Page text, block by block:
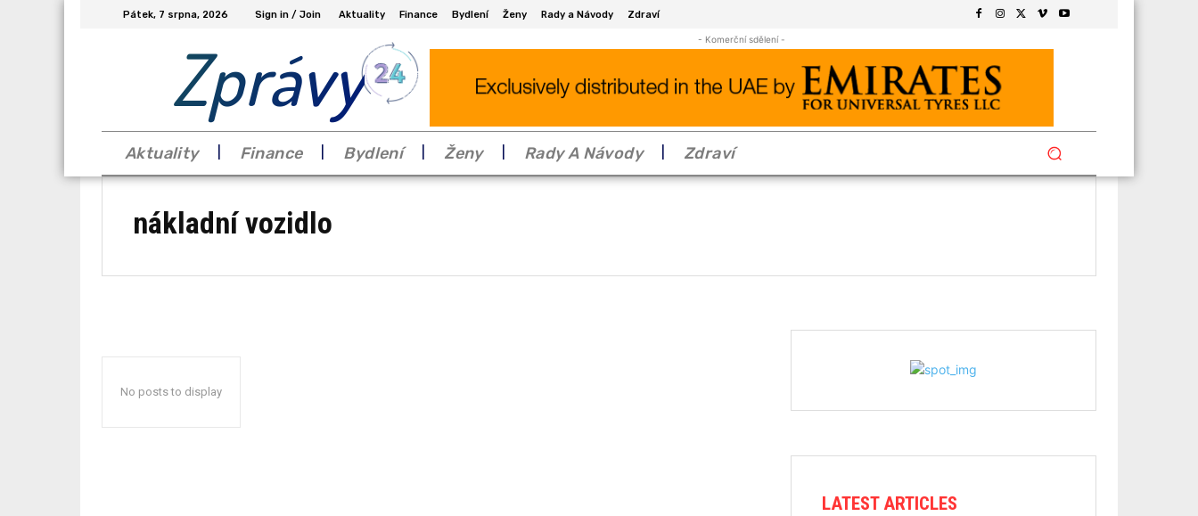
Pátek, 7 srpna, 2026 Sign in / Join Aktuality Finance Bydlení Ženy Rady a Návody Zdraví
Zprávy - Komerční sdělení -
Aktuality Finance Bydlení Ženy Rady A Návody Zdraví
nákladní vozidlo
No posts to display
LATEST ARTICLES